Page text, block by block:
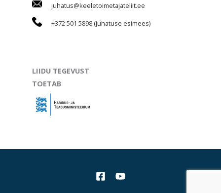
juhatus@keeletoimetajateliit.ee
+372 501 5898 (juhatuse esimees)
LIIDU TEGEVUST
TOETAB